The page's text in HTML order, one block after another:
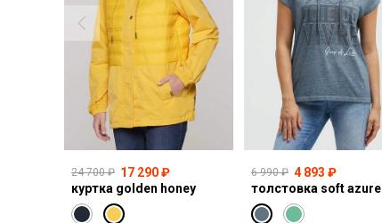
24 700 ₽ 17 290 ₽
куртка golden honey
6 990 ₽ 4 893 ₽
толстовка soft azure